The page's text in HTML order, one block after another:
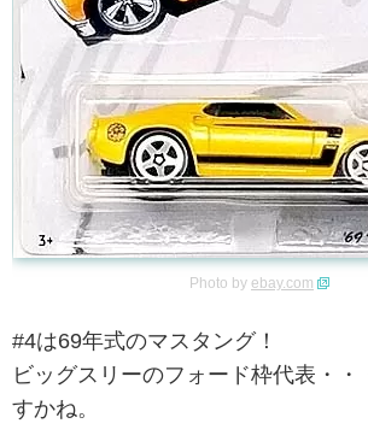
Photo by ebay.com
#4は69年式のマスタング！
ビッグスリーのフォード枠代表・
すかね。